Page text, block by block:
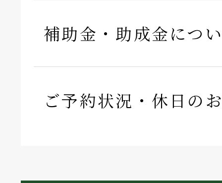
補助金・助成金につ
ご予約状況・休日の